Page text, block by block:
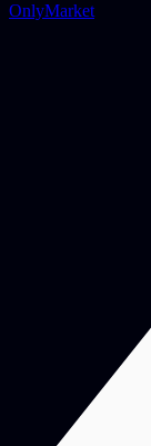
OnlyMarket